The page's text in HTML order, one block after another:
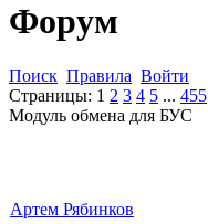
Форум
Поиск Правила Войти
Страницы: 1 2 3 4 5 ... 455
Модуль обмена для БУС
Артем Рябинков